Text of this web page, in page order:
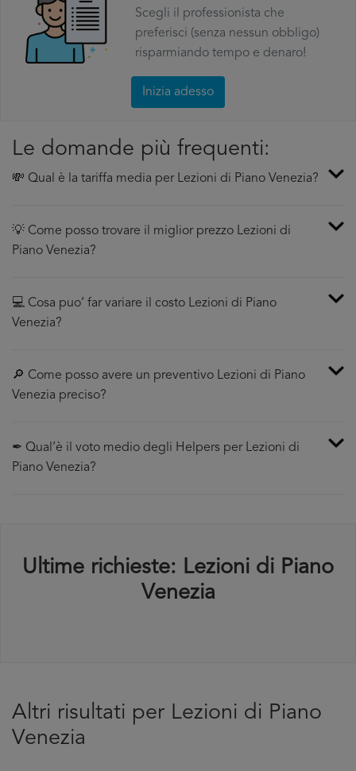
Scegli il professionista che
preferisci (senza nessun obbligo)
risparmiando tempo e denaro!
Inizia adesso
Le domande più frequenti:
💸 Qual è la tariffa media per Lezioni di Piano Venezia?
💡 Come posso trovare il miglior prezzo Lezioni di
Piano Venezia?
💻 Cosa puo’ far variare il costo Lezioni di Piano
Venezia?
🔎 Come posso avere un preventivo Lezioni di Piano
Venezia preciso?
✒ Qual’è il voto medio degli Helpers per Lezioni di
Piano Venezia?
Ultime richieste: Lezioni di Piano
Venezia
Altri risultati per Lezioni di Piano
Venezia